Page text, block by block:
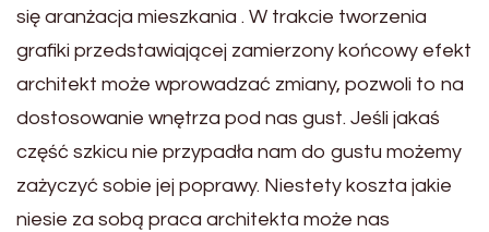
się aranżacja mieszkania . W trakcie tworzenia
grafiki przedstawiającej zamierzony końcowy efekt
architekt może wprowadzać zmiany, pozwoli to na
dostosowanie wnętrza pod nas gust. Jeśli jakaś
część szkicu nie przypadła nam do gustu możemy
zażyczyć sobie jej poprawy. Niestety koszta jakie
niesie za sobą praca architekta może nas